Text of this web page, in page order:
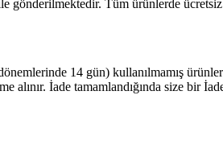
Tüm ürünlerde
14 gün) kullanılmamış
İade tamamlandığında size bir